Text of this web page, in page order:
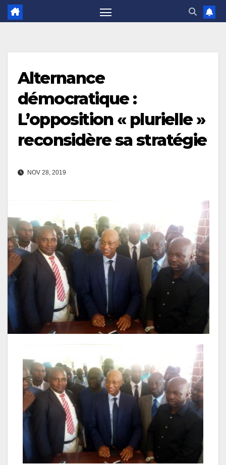
Alternance
démocratique :
L’opposition « plurielle »
reconsidère sa stratégie
NOV 28, 2019